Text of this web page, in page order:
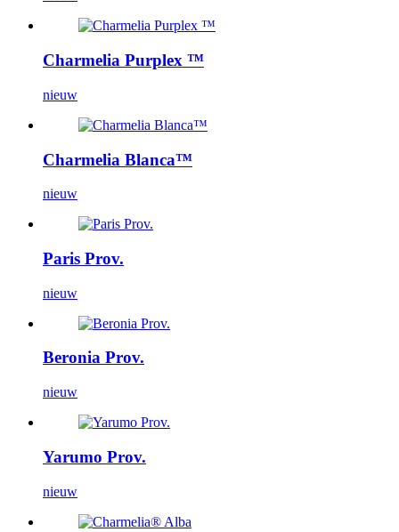
Charmelia Purplex ™
nieuw
Charmelia Blanca™
nieuw
Paris Prov.
nieuw
Beronia Prov.
nieuw
Yarumo Prov.
nieuw